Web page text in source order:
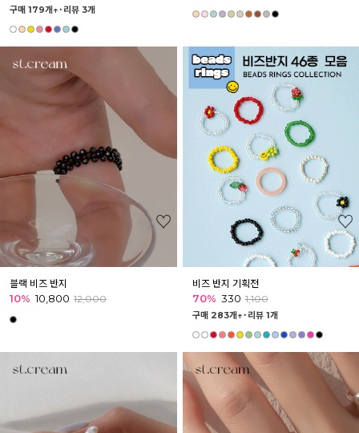
구매 179개↑˙ 리뷰 3개
블랙 비즈 반지
10% 10,800 12,000
비즈 반지 기획전
70% 330 1,100
구매 283개↑˙ 리뷰 1개